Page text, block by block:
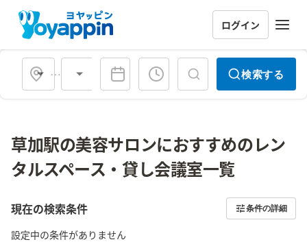
ログイン
会場タイプ 検索する
草加駅の美容サロンにおすすめのレン
タルスペース・貸し会議室一覧
現在の検索条件 条件の詳細
設定中の条件がありません